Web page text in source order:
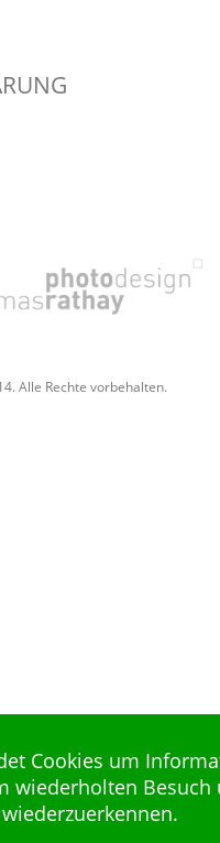
Alle Rechte vorbehalten.
Cookies um
wiederholten Besuch
wiederzuerkennen.